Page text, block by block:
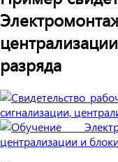
разряда